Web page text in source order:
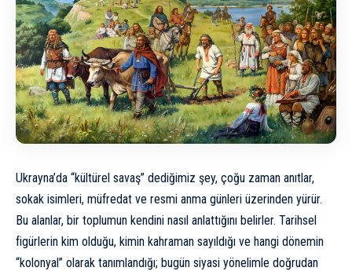
Ukrayna’da “kültürel savaş” dediğimiz şey, çoğu zaman anıtlar,
sokak isimleri, müfredat ve resmi anma günleri üzerinden yürür.
Bu alanlar, bir toplumun kendini nasıl anlattığını belirler. Tarihsel
figürlerin kim olduğu, kimin kahraman sayıldığı ve hangi dönemin
“kolonyal” olarak tanımlandığı; bugün siyasi yönelimle doğrudan